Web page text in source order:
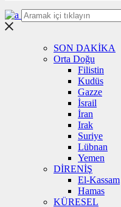
SON DAKİKA
Orta Doğu
Filistin
Kudüs
Gazze
İsrail
İran
Irak
Suriye
Lübnan
Yemen
DİRENİŞ
El-Kassam
Hamas
KÜRESEL